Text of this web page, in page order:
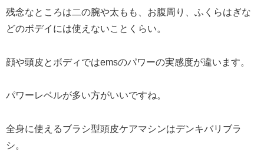
残念なところは二の腕や太もも、お腹周り、ふくらはぎな
どのボデイには使えないことくらい。
顔や頭皮とボディではemsのパワーの実感度が違います。
パワーレベルが多い方がいいですね。
全身に使えるブラシ型頭皮ケアマシンはデンキバリブラ
シ。